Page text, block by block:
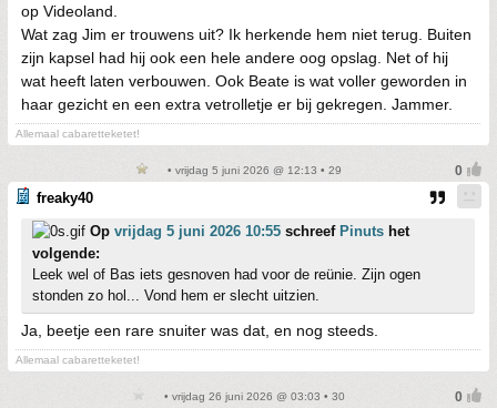
op Videoland.
Wat zag Jim er trouwens uit? Ik herkende hem niet terug. Buiten
zijn kapsel had hij ook een hele andere oog opslag. Net of hij
wat heeft laten verbouwen. Ook Beate is wat voller geworden in
haar gezicht en een extra vetrolletje er bij gekregen. Jammer.
Allemaal cabaretteketet!
• vrijdag 5 juni 2026 @ 12:13 • 29
freaky40
Op vrijdag 5 juni 2026 10:55 schreef Pinuts het
volgende:
Leek wel of Bas iets gesnoven had voor de reünie. Zijn ogen
stonden zo hol... Vond hem er slecht uitzien.
Ja, beetje een rare snuiter was dat, en nog steeds.
Allemaal cabaretteketet!
• vrijdag 26 juni 2026 @ 03:03 • 30